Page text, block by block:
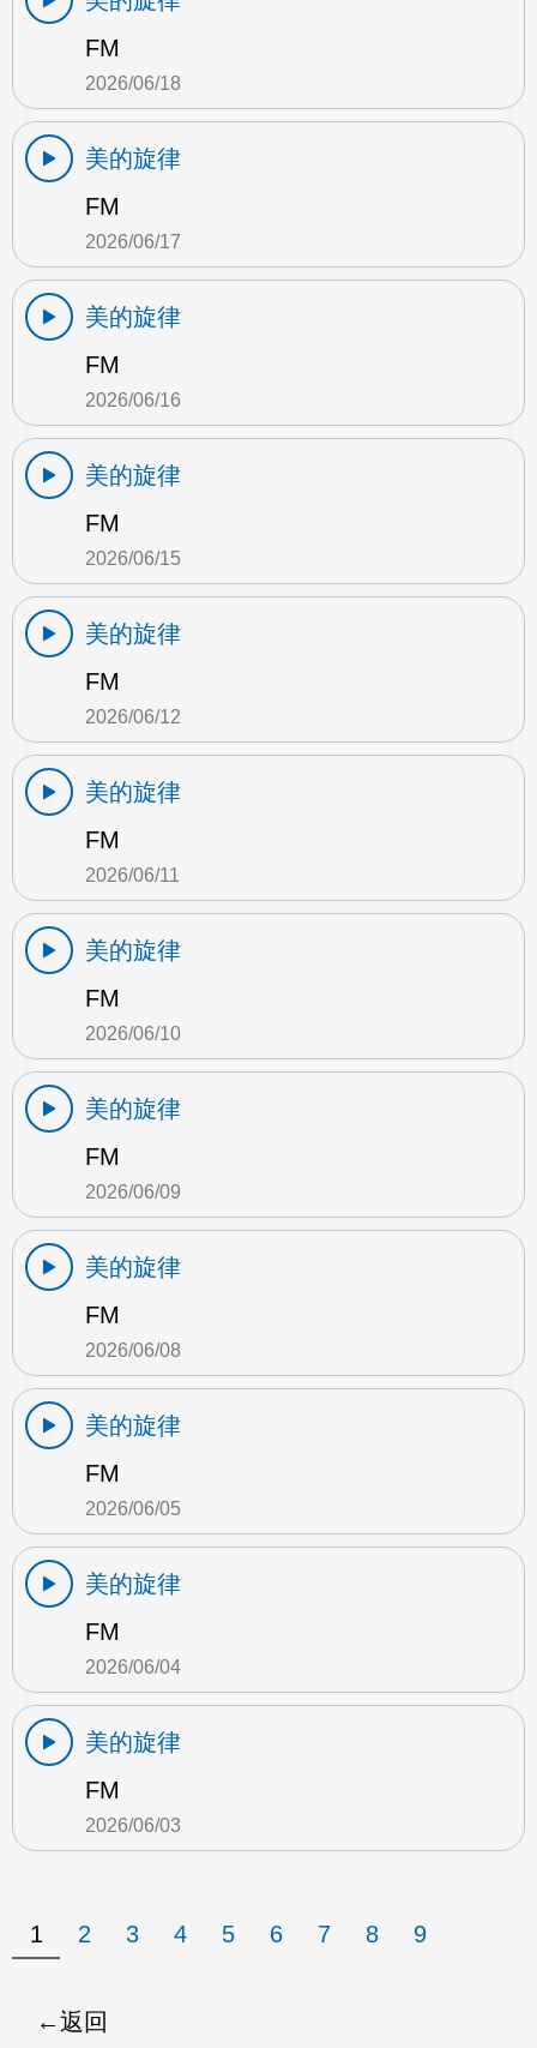
FM
2026/06/18
美的旋律
FM
2026/06/17
美的旋律
FM
2026/06/16
美的旋律
FM
2026/06/15
美的旋律
FM
2026/06/12
美的旋律
FM
2026/06/11
美的旋律
FM
2026/06/10
美的旋律
FM
2026/06/09
美的旋律
FM
2026/06/08
美的旋律
FM
2026/06/05
美的旋律
FM
2026/06/04
美的旋律
FM
2026/06/03
1 2 3 4 5 6 7 8 9
返回